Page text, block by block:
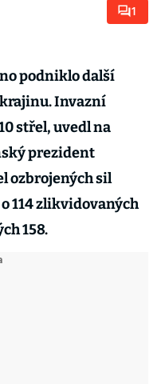
1
podniklo další
Invazní
střel, uvedl na
prezident
ozbrojených sil
114 zlikvidovaných
158.